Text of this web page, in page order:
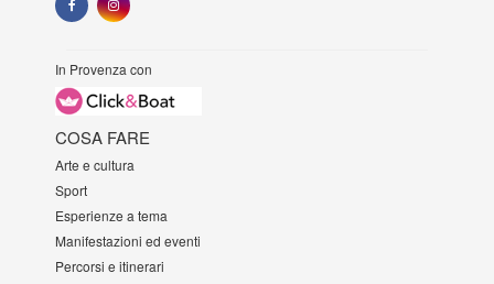
In Provenza con
COSA FARE
Arte e cultura
Sport
Esperienze a tema
Manifestazioni ed eventi
Percorsi e itinerari